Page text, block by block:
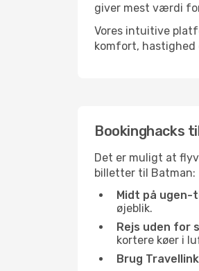
giver mest værdi
Vores intuitive
komfort, hastighed
Bookinghacks
Det er muligt at
billetter til Batman:
Midt på ugen-
øjeblik.
Rejs uden for
kortere køer i
Brug